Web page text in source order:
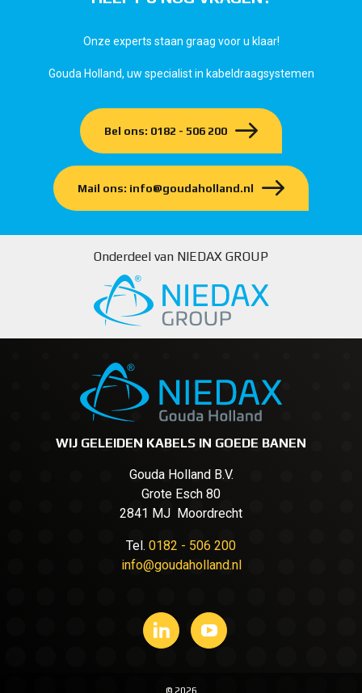
Onze experts staan graag voor u klaar!
Gouda Holland, uw specialist in kabeldraagsystemen
Bel ons: 0182 - 506 200
Mail ons: info@goudaholland.nl
Onderdeel van NIEDAX GROUP
WIJ GELEIDEN KABELS IN GOEDE BANEN
Gouda Holland B.V.
Grote Esch 80
2841 MJ Moordrecht
Tel. 0182 - 506 200
info@goudaholland.nl